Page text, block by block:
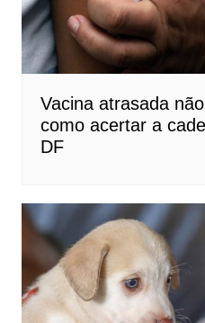
Vacina atrasada
como acertar a
DF